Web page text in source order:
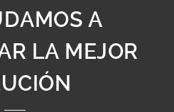
A
LA MEJOR